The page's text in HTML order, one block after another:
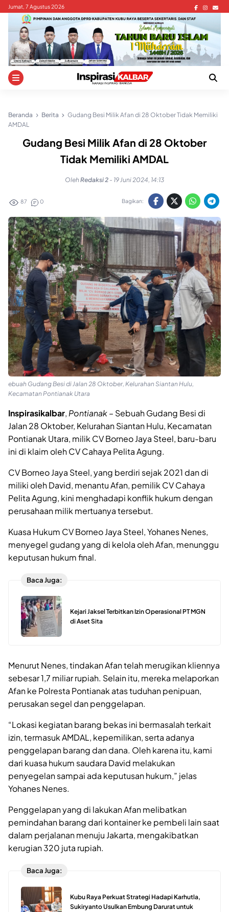
Skip
content
Jumat, 7 Agustus 2026
Beranda Berita
Gudang Besi Milik Afan di 28 Oktober Tidak Memiliki
AMDAL
Gudang Besi Milik Afan di 28 Oktober
Tidak Memiliki AMDAL
OlehRedaksi 2 - 19 Juni 2024, 14:13
87 0 Bagikan:
ebuah Gudang Besi di Jalan 28 Oktober, Kelurahan Siantan Hulu,
Kecamatan Pontianak Utara
Inspirasikalbar, Pontianak– Sebuah Gudang Besi di
Jalan 28 Oktober, Kelurahan Siantan Hulu, Kecamatan
Pontianak Utara, milik CV Borneo Jaya Steel, baru-baru
ini di klaim oleh CV Cahaya Pelita Agung.
CV Borneo Jaya Steel, yang berdiri sejak 2021 dan di
miliki oleh David, menantu Afan, pemilik CV Cahaya
Pelita Agung, kini menghadapi konflik hukum dengan
perusahaan milik mertuanya tersebut.
Kuasa Hukum CV Borneo Jaya Steel, Yohanes Nenes,
menyegel gudang yang di kelola oleh Afan, menunggu
keputusan hukum final.
Baca Juga:
Kejari Jaksel Terbitkan Izin Operasional PT MGN
di Aset Sita
Menurut Nenes, tindakan Afan telah merugikan kliennya
sebesar 1,7 miliar rupiah. Selain itu, mereka melaporkan
Afan ke Polresta Pontianak atas tuduhan penipuan,
perusakan segel dan penggelapan.
“Lokasi kegiatan barang bekas ini bermasalah terkait
izin, termasuk AMDAL, kepemilikan, serta adanya
penggelapan barang dan dana. Oleh karena itu, kami
dari kuasa hukum saudara David melakukan
penyegelan sampai ada keputusan hukum,” jelas
Yohanes Nenes.
Penggelapan yang di lakukan Afan melibatkan
pemindahan barang dari kontainer ke pembeli lain saat
dalam perjalanan menuju Jakarta, mengakibatkan
kerugian 320 juta rupiah.
Baca Juga:
Kubu Raya Perkuat Strategi Hadapi Karhutla,
Sukiryanto Usulkan Embung Darurat untuk